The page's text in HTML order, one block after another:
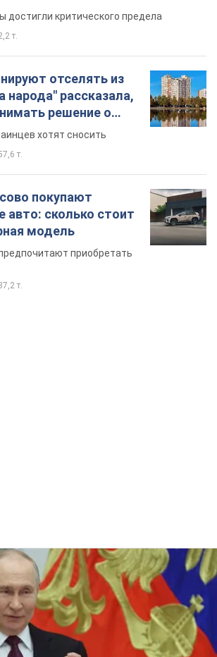
критического предела
т.
отселять из
народа" рассказала,
решение о
хотят сносить
т.
покупают
авто: сколько стоит
модель
приобретать
т.